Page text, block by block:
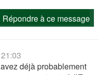
Répondre à ce message
déjà probablement